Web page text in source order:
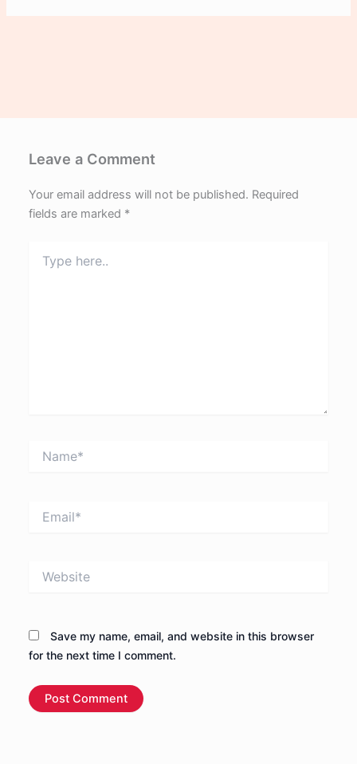
Leave a Comment
Your email address will not be published. Required
fields are marked *
here..
Save my name, email, and website in this browser
for the next time I comment.